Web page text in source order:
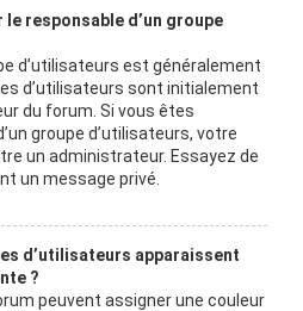
responsable d’un groupe
d’utilisateurs est généralement
d’utilisateurs sont initialement
du forum. Si vous êtes
groupe d’utilisateurs, votre
un administrateur. Essayez de
un message privé.
d’utilisateurs apparaissent
?
peuvent assigner une couleur